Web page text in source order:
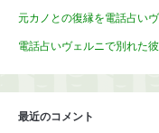
元カノとの復縁を電話占い
電話占いヴェルニで別れた
最近のコメント